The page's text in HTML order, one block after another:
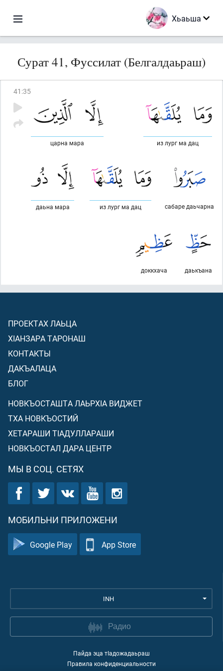
Хьаьша
Сурат 41, Фуссилат (Белгалдаьраш)
41 :35
из лург ма дац
царна мара
сабаре даьчарна
из лург ма дац
даьна мара
даькъана
доккхача
ПРОЕКТАХ ЛАЬЦА
ХIАНЗАРА ТАРОНАШ
КОНТАКТЫ
ДАКЪАЛАЦА
БЛОГ
НОВКЪОСТАШТА ЛАЬРХIА ВИДЖЕТ
ТХА НОВКЪОСТИЙ
ХЕТАРАШИ ТIАДУЛЛАРАШИ
НОВКЪОСТАЛ ДАРА ЦЕНТР
МЫ В СОЦ. СЕТЯХ
МОБИЛЬНИ ПРИЛОЖЕНИ
Google Play App Store
INH
Радио
Пайда эца тIадожадаьраш
Правила конфиденциальности